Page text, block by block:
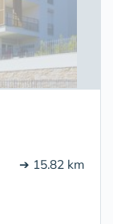
➔ 15.82 km